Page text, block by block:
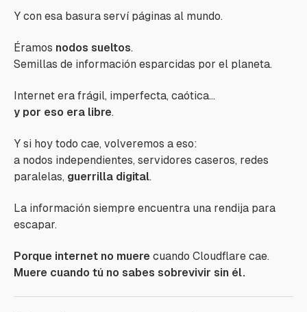
Y con esa basura serví páginas al mundo.
Éramos nodos sueltos.
Semillas de información esparcidas por el planeta.
Internet era frágil, imperfecta, caótica...
y por eso era libre.
Y si hoy todo cae, volveremos a eso:
a nodos independientes, servidores caseros, redes
paralelas, guerrilla digital.
La información siempre encuentra una rendija para
escapar.
Porque internet no muere cuando Cloudflare cae.
Muere cuando tú no sabes sobrevivir sin él.